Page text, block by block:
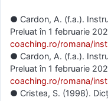
● Cardon, A. (f.a.).
Preluat în 1 februarie
coaching.ro/romana/
● Cardon, A. (f.a.).
Preluat în 1 februarie
coaching.ro/romana/
● Cristea, S. (1998).